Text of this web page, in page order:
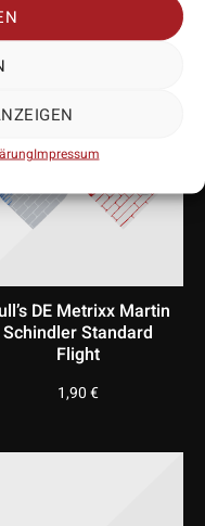
Impressum
DE Metrixx Martin
Schindler Standard
Flight
1,90€